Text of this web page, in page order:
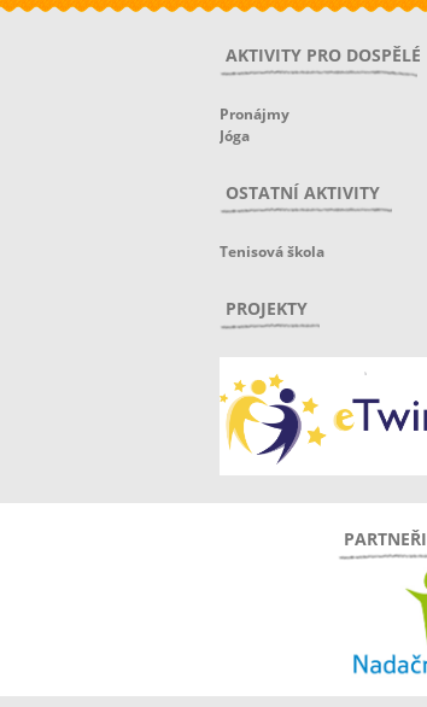
AKTIVITY PRO DOSPĚLÉ
Pronájmy
Jóga
OSTATNÍ AKTIVITY
Tenisová škola
PROJEKTY
PARTNEŘI